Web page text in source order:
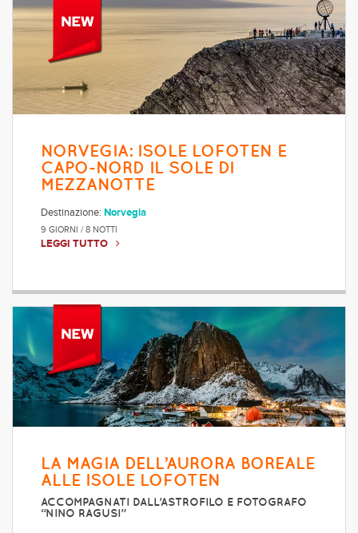
NORVEGIA: ISOLE LOFOTEN E
CAPO-NORD IL SOLE DI
MEZZANOTTE
Destinazione: Norvegia
9 GIORNI / 8 NOTTI
LEGGI TUTTO
LA MAGIA DELL’AURORA BOREALE
ALLE ISOLE LOFOTEN
ACCOMPAGNATI DALL’ASTROFILO E FOTOGRAFO
“NINO RAGUSI”